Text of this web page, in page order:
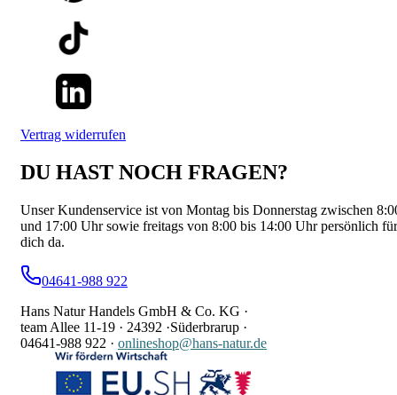
Vertrag widerrufen
DU HAST NOCH FRAGEN?
Unser Kundenservice ist von Montag bis Donnerstag zwischen
und 17:00 Uhr sowie freitags von 8:00 bis 14:00 Uhr persönlich für
dich da.
04641-988 922
Hans Natur Handels GmbH & Co. KG ·
team Allee 11-19 · 24392 ·Süderbrarup ·
04641-988 922 · onlineshop@hans-natur.de